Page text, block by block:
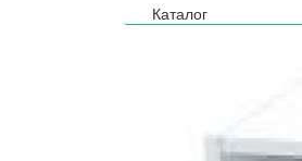
Каталог